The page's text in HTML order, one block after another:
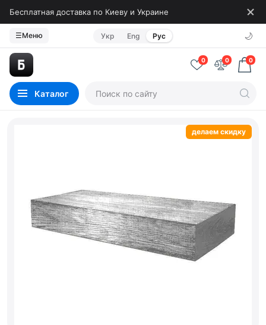
Бесплатная доставка по Киеву и Украине
☰Меню Укр Eng Рус 🌙
Каталог
0 0 0
делаем скидку